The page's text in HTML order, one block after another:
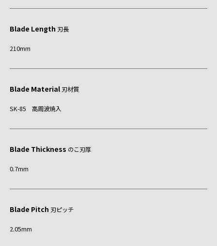
Blade Length 刃長
210mm
Blade Material 刃材質
SK-85 高周波焼入
Blade Thickness のこ刃厚
0.7mm
Blade Pitch 刃ピッチ
2.05mm